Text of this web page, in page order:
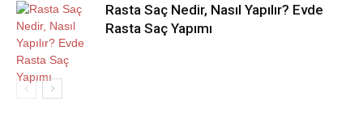
Rasta Saç Nedir, Nasıl Yapılır? Evde
Rasta Saç Yapımı